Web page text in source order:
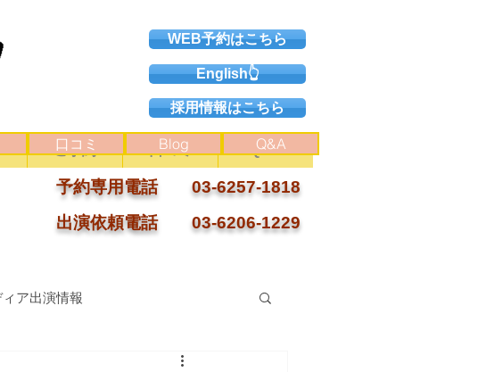
WEB予約はこちら
English👆
採用情報はこちら
ご予約 口コミ Q&A
口コミ Blog Q&A
予約専用電話 03-6257-1818
出演依頼電話 03-6206-1229
ィア出演情報